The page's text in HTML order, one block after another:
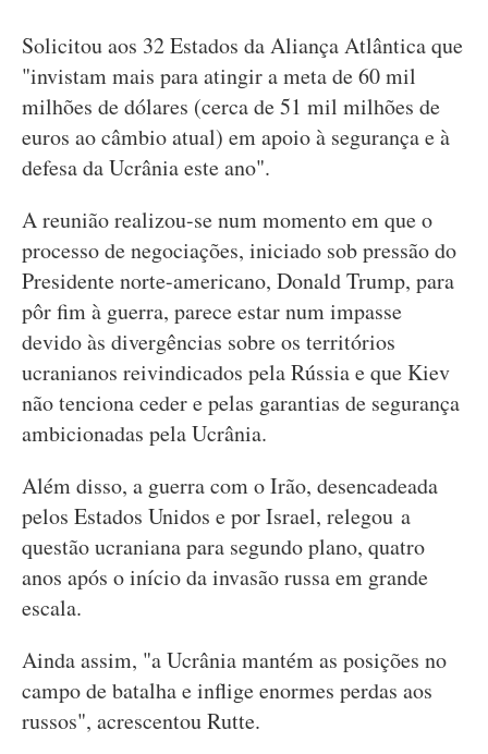
Solicitou aos 32 Estados da Aliança Atlântica que
"invistam mais para atingir a meta de 60 mil
milhões de dólares (cerca de 51 mil milhões de
euros ao câmbio atual) em apoio à segurança e à
defesa da Ucrânia este ano".
A reunião realizou-se num momento em que o
processo de negociações, iniciado sob pressão do
Presidente norte-americano, Donald Trump, para
pôr fim à guerra, parece estar num impasse
devido às divergências sobre os territórios
ucranianos reivindicados pela Rússia e que Kiev
não tenciona ceder e pelas garantias de segurança
ambicionadas pela Ucrânia.
Além disso, a guerra com o Irão, desencadeada
pelos Estados Unidos e por Israel, relegou a
questão ucraniana para segundo plano, quatro
anos após o início da invasão russa em grande
escala.
Ainda assim, "a Ucrânia mantém as posições no
campo de batalha e inflige enormes perdas aos
russos", acrescentou Rutte.